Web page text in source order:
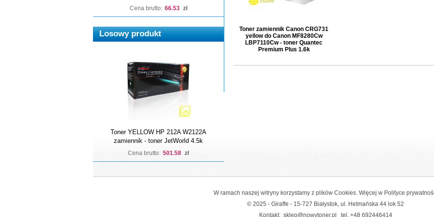
Cena brutto: 66.53 zł
Losowy produkt
Toner YELLOW HP 212A W2122A
zamiennik - toner JetWorld 4.5k
Cena brutto: 501.58 zł
Toner zamiennik Canon CRG731
yellow do Canon MF8280Cw
LBP7110Cw - toner Quantec
Premium Plus 1.6k
W ramach naszej witryny korzystamy z plików Cookies. Więcej w Polityce
© 2025 - Giraffe - 15-727 Białystok, ul. Hetmańska 44 lok 52
Kontakt: sklep@nowytoner.pl tel. +48 692446414